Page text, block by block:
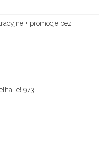
+ promocje bez
973